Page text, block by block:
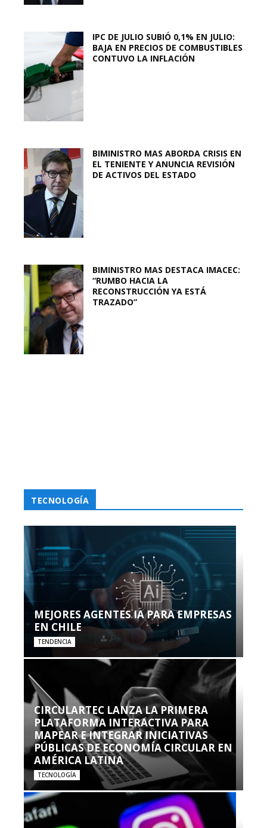
IPC DE JULIO SUBIÓ 0,1% EN JULIO:
BAJA EN PRECIOS DE COMBUSTIBLES
CONTUVO LA INFLACIÓN
BIMINISTRO MAS ABORDA CRISIS EN
EL TENIENTE Y ANUNCIA REVISIÓN
DE ACTIVOS DEL ESTADO
BIMINISTRO MAS DESTACA IMACEC:
“RUMBO HACIA LA
RECONSTRUCCIÓN YA ESTÁ
TRAZADO”
TECNOLOGÍA
MEJORES AGENTES IA PARA EMPRESAS
EN CHILE
TENDENCIA
CIRCULARTEC LANZA LA PRIMERA
PLATAFORMA INTERACTIVA PARA
MAPEAR E INTEGRAR INICIATIVAS
PÚBLICAS DE ECONOMÍA CIRCULAR EN
AMÉRICA LATINA
TECNOLOGÍA